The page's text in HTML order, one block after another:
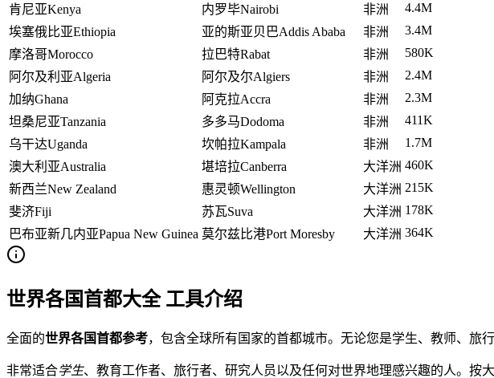
肯尼亚Kenya 内罗毕Nairobi 非洲
4.4M
埃塞俄比亚Ethiopia 亚的斯亚贝巴Addis Ababa 非洲
3.4M
摩洛哥Morocco 拉巴特Rabat 非洲
580K
阿尔及利亚Algeria 阿尔及尔Algiers 非洲
2.4M
加纳Ghana 阿克拉Accra 非洲
2.3M
坦桑尼亚Tanzania 多多马Dodoma 非洲
411K
乌干达Uganda 坎帕拉Kampala 非洲
1.7M
澳大利亚Australia 堪培拉Canberra 大洋洲 460K
新西兰New Zealand 惠灵顿Wellington 大洋洲 215K
斐济Fiji 苏瓦Suva 大洋洲 178K
巴布亚新几内亚Papua New Guinea 莫尔兹比港Port Moresby 大洋洲 364K
世界各国首都大全 工具介绍
全面的世界各国首都参考，包含全球所有国家的首都城市。无论您是学生、教师、旅
非常适合学生、教育工作者、旅行者、研究人员以及任何对世界地理感兴趣的人。按